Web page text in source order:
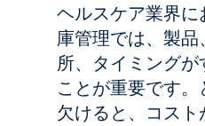
ヘルスケア業界
庫管理では、製
所、タイミング
ことが重要です
欠けると、コスト